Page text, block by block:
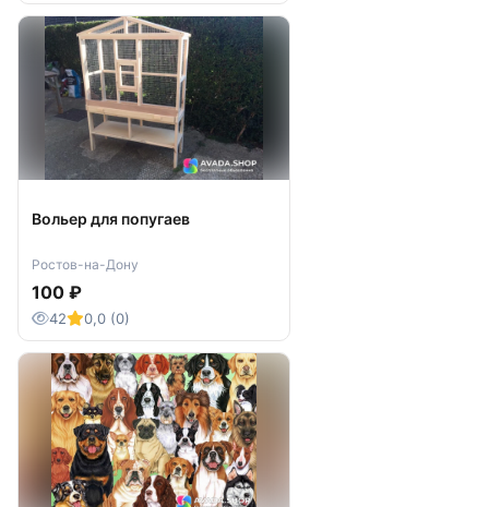
Вольер для попугаев
Ростов-на-Дону
100 ₽
42 0,0 (0)